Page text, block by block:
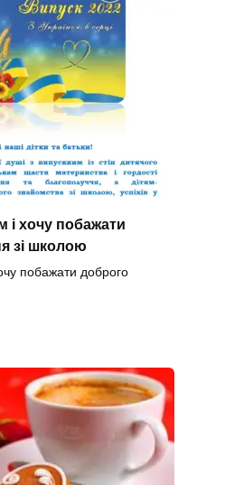
і хочу побажати
зі школою
побажати доброго